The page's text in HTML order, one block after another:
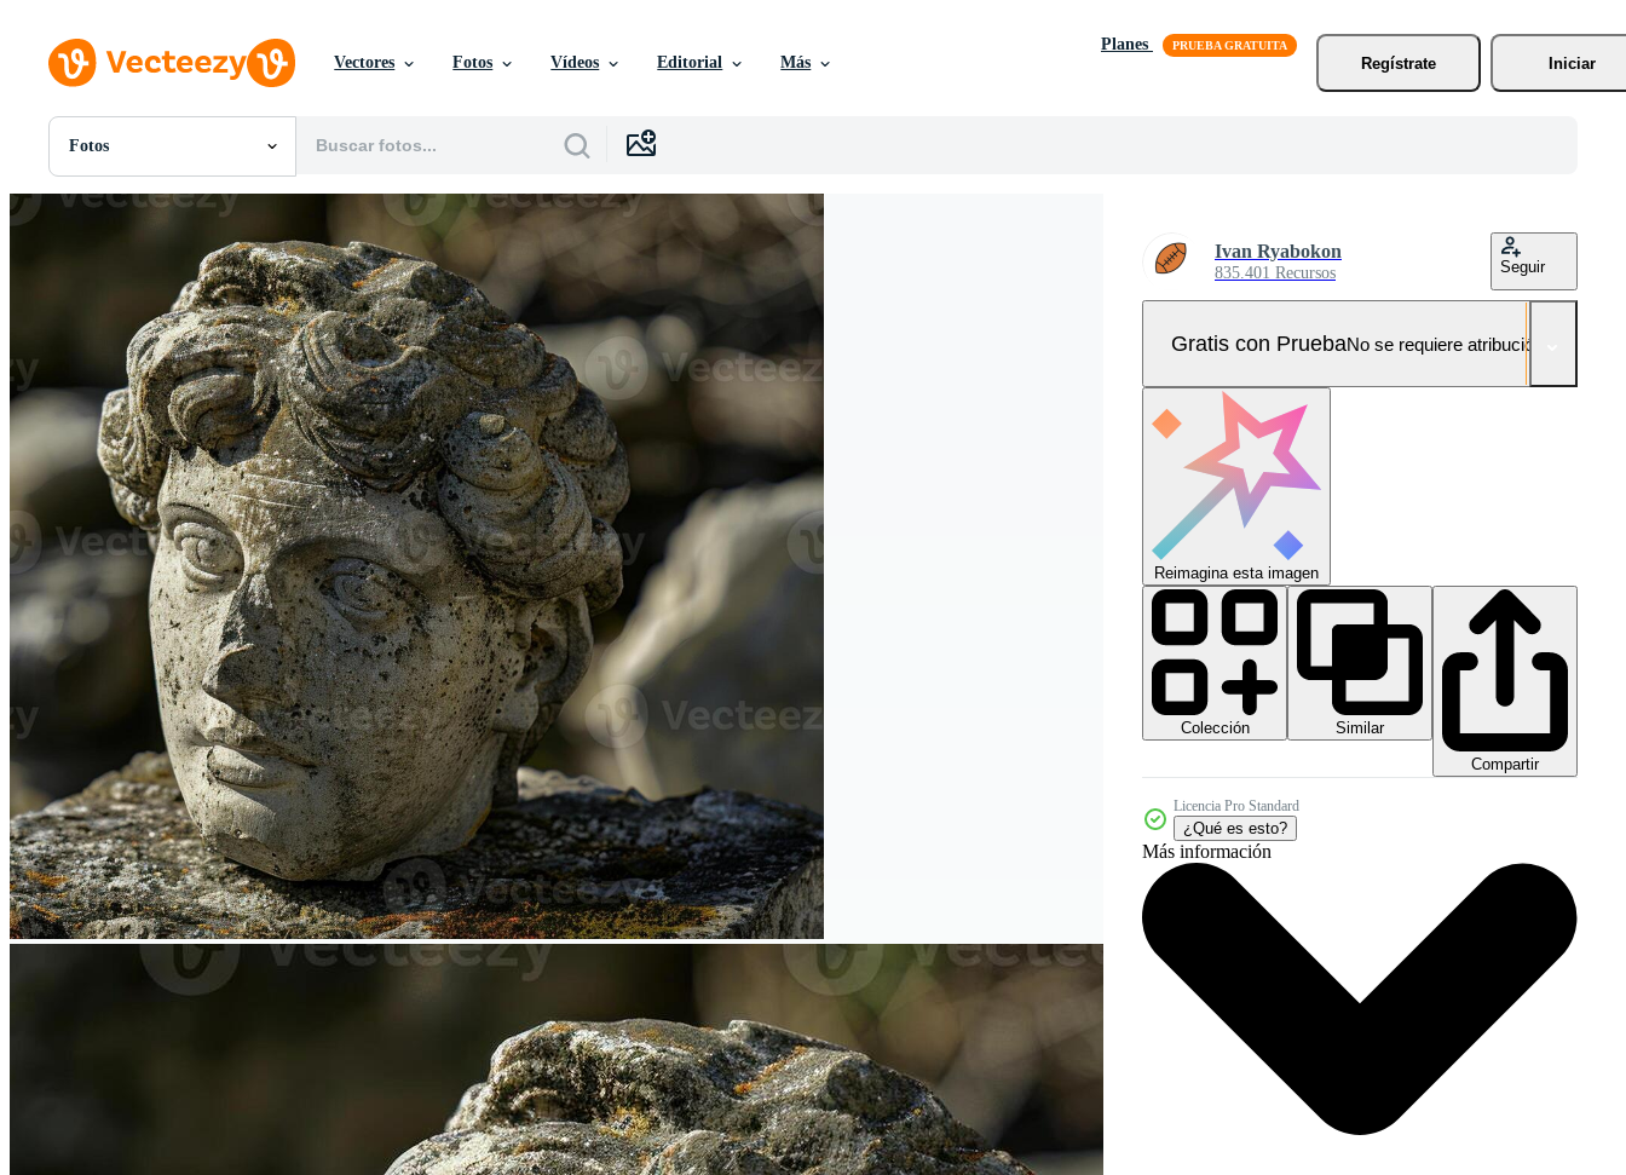
Vectores Fotos Vídeos Editorial Más
Planes
Regístrate
Iniciar
Fotos
Todas Imágenes
Fotos
Vectores
Videos
Gráficos en Movimiento
Imágenes Editoriales
Eventos Editoriales
Ivan Ryabokon
835.401 Recursos Seguir
Gratis con PruebaNo se requiere atribución!
Reimagina esta imagen
Colección
Similar
Compartir
Licencia Pro Standard
¿Qué es esto?
Más información